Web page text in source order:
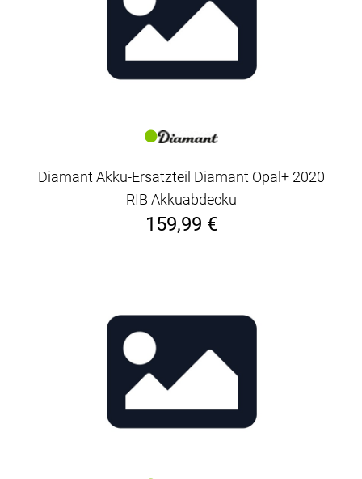
Diamant Akku-Ersatzteil Diamant Opal+ 2020
RIB Akkuabdecku
159,99 €